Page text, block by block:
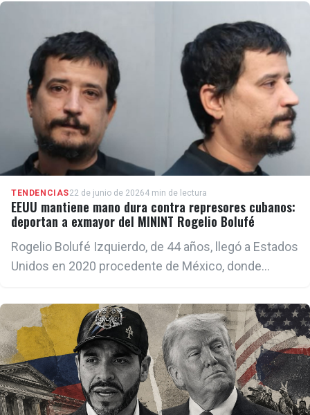
influencia vinculadas al régimen cubano.
TENDENCIAS22 de junio de 20264 min de lectura
EEUU mantiene mano dura contra represores cubanos:
deportan a exmayor del MININT Rogelio Bolufé
Rogelio Bolufé Izquierdo, de 44 años, llegó a Estados
Unidos en 2020 procedente de México, donde
después concedió una entrevista al periodista
Jaime Bayly en la que afirmó haber integrado
durante más de 15 años el equipo de seguridad
personal del dictador Fidel Castro.